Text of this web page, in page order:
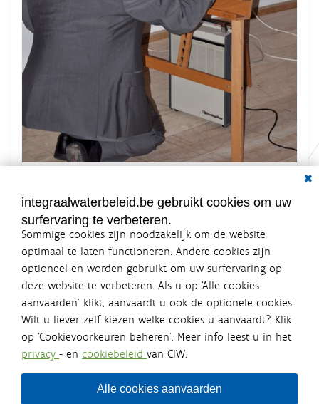
k
v
o
r
d
o
l
e
d
integraalwaterbeleid.be gebruikt cookies om uw
surfervaring te verbeteren.
Sommige cookies zijn noodzakelijk om de website
optimaal te laten functioneren. Andere cookies zijn
optioneel en worden gebruikt om uw surfervaring op
deze website te verbeteren. Als u op ‘Alle cookies
aanvaarden’ klikt, aanvaardt u ook de optionele cookies.
Wilt u liever zelf kiezen welke cookies u aanvaardt? Klik
op ‘Cookievoorkeuren beheren’. Meer info leest u in het
privacy - en cookiebeleid van CIW.
Alle cookies aanvaarden
Integraalwaterbeleid.be is een
officiële website van de Vlaamse
overheid
uitgegeven door Coördinatiecommissie Integraal
Waterbeleid
De Coördinatiecommissie Integraal Waterbeleid (CIW) is een
bestuursniveaus die bij het waterbeleid betrokken zijn. Ook
waterbedrijven nemen deel aan het overleg. Deze